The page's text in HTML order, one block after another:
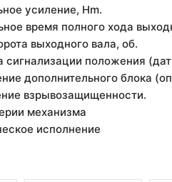
усиление, Hm.
время полного хода
выходного вала, об.
сигнализации положения
дополнительного блока
взрывозащищенности.
механизма
исполнение